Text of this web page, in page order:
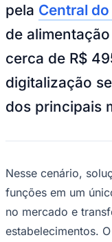
pela Central
de
cerca de R$
digitalização
dos principais
Nesse cenário,
funções em um
no mercado e
estabelecimentos.